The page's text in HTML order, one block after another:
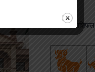
जानिए अपना राशिफल